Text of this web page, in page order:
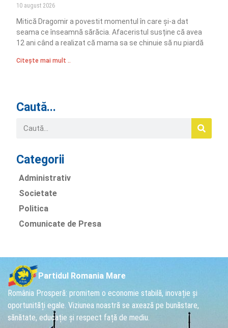
10 august 2026
Mitică Dragomir a povestit momentul în care și-a dat
seama ce înseamnă sărăcia. Afaceristul susține că avea
12 ani când a realizat că mama sa se chinuie să nu piardă
Citește mai mult ..
Caută...
Categorii
Administrativ
Societate
Politica
Comunicate de Presa
Partidul Romania Mare
România Prosperă: promitem o economie stabilă, inovație și
oportunități egale. Viziunea noastră se axează pe bunăstare,
sănătate, educație și respect față de mediu.